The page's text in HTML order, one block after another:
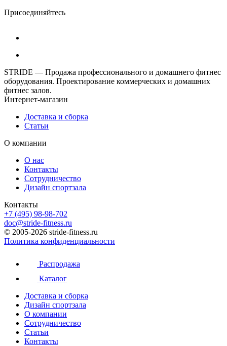
Присоединяйтесь
STRIDE — Продажа профессионального и домашнего фитнес
оборудования. Проектирование коммерческих и домашних
фитнес залов.
Интернет-магазин
Доставка и сборка
Статьи
О компании
О нас
Контакты
Сотрудничество
Дизайн спортзала
Контакты
+7 (495) 98-98-702
doc@stride-fitness.ru
© 2005-2026 stride-fitness.ru
Политика конфиденциальности
Распродажа
Каталог
Доставка и сборка
Дизайн спортзала
О компании
Сотрудничество
Статьи
Контакты